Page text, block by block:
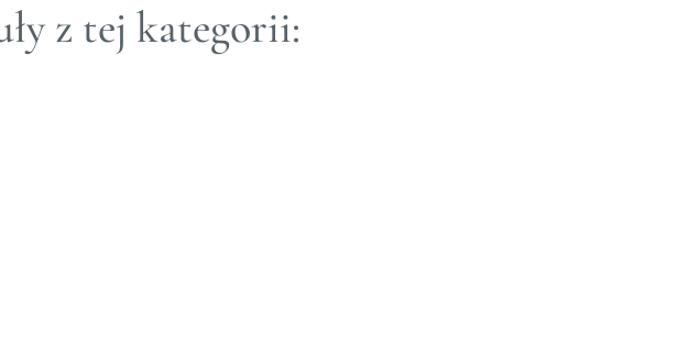
z tej kategorii: